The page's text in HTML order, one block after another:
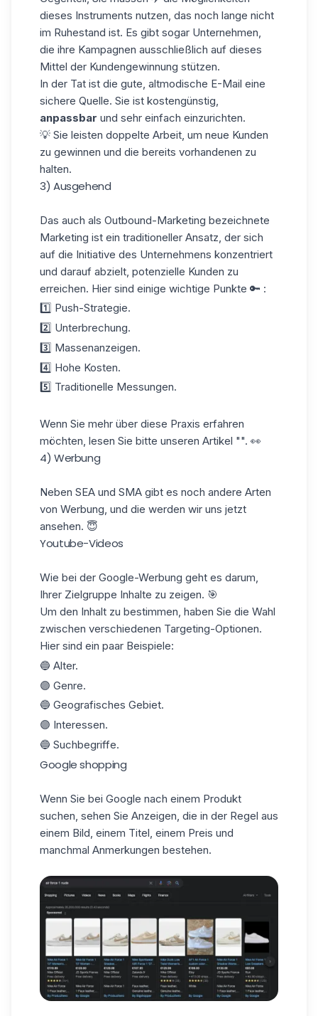
dieses Instruments nutzen, das noch lange nicht
im Ruhestand ist. Es gibt sogar Unternehmen,
die ihre Kampagnen ausschließlich auf dieses
Mittel der Kundengewinnung stützen.
In der Tat ist die gute, altmodische E-Mail eine
sichere Quelle. Sie ist kostengünstig,
anpassbar und sehr einfach einzurichten.
💡 Sie leisten doppelte Arbeit, um neue Kunden
zu gewinnen und die bereits vorhandenen zu
halten.
3) Ausgehend
Das auch als Outbound-Marketing bezeichnete
Marketing ist ein traditioneller Ansatz, der sich
auf die Initiative des Unternehmens konzentriert
und darauf abzielt, potenzielle Kunden zu
erreichen. Hier sind einige wichtige Punkte 🔑 :
1️⃣ Push-Strategie.
2️⃣ Unterbrechung.
3️⃣ Massenanzeigen.
4️⃣ Hohe Kosten.
5️⃣ Traditionelle Messungen.
Wenn Sie mehr über diese Praxis erfahren
möchten, lesen Sie bitte unseren Artikel "". 👀
4) Werbung
Neben SEA und SMA gibt es noch andere Arten
von Werbung, und die werden wir uns jetzt
ansehen. 😇
Youtube-Videos
Wie bei der Google-Werbung geht es darum,
Ihrer Zielgruppe Inhalte zu zeigen. 🎯
Um den Inhalt zu bestimmen, haben Sie die Wahl
zwischen verschiedenen Targeting-Optionen.
Hier sind ein paar Beispiele:
🔵 Alter.
🟣 Genre.
🔵 Geografisches Gebiet.
🟣 Interessen.
🔵 Suchbegriffe.
Google shopping
Wenn Sie bei Google nach einem Produkt
suchen, sehen Sie Anzeigen, die in der Regel aus
einem Bild, einem Titel, einem Preis und
manchmal Anmerkungen bestehen.